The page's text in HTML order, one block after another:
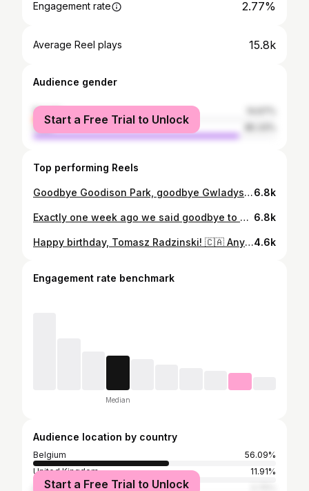
Engagement rate 2.77%
Average Reel plays 15.8k
Audience gender
female
male
Start a Free Trial to Unlock
Top performing Reels
Goodbye Goodison Park, goodbye Gwladys end, goodbye Everton supporters and thanks for everything #goodisonpark #evertonfc #goodbye #bestsupporters #toffees6.8k
Exactly one week ago we said goodbye to Goodison Park with an unbelievable amount of Everton legends and fantastic fans' support. Here is a small recap.. #goodisonpark #evertonlegends #toffees #endofanera #evertonfc @tim_cahill @waynerooney @6peterreid @degsymount @michaelball3 @j_mangala8 @seamus.coleman.offical 6.8k
Happy birthday, Tomasz Radzinski! 🇨🇦 Any excuse to bring out his brace against Southampton... 💙4.6k
Engagement rate benchmark
Median
Audience location by country
Belgium
56.09%
United Kingdom
11.91%
Spain
Start a Free Trial to Unlock